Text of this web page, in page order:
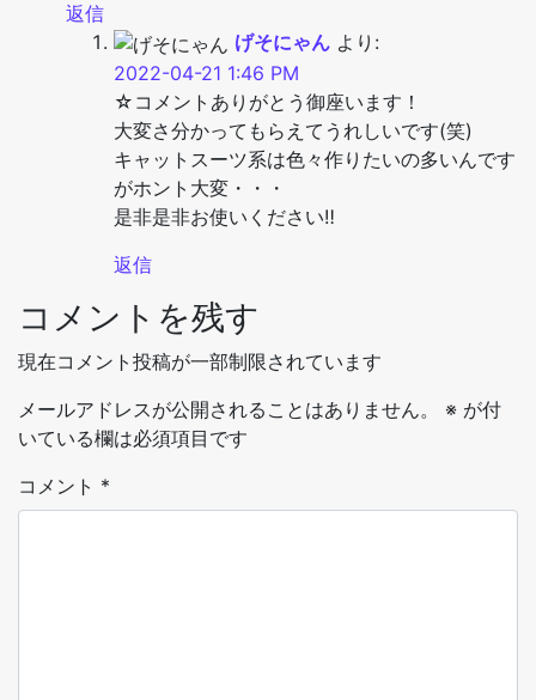
返信
げそにゃん より:
2022-04-21 1:46 PM
☆コメントありがとう御座います！
大変さ分かってもらえてうれしいです(笑)
キャットスーツ系は色々作りたいの多いんです
がホント大変・・・
是非是非お使いください‼
返信
コメントを残す
現在コメント投稿が一部制限されています
メールアドレスが公開されることはありません。
※ が付
いている欄は必須項目です
コメント *